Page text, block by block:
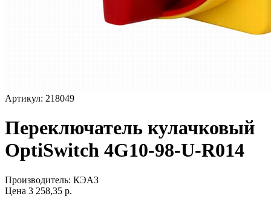
Артикул: 218049
Переключатель кулачковый
OptiSwitch 4G10-98-U-R014
Производитель: КЭАЗ
Цена 3 258,35 р.